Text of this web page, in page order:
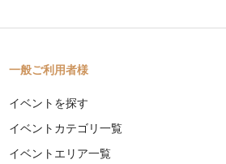
一般ご利用者様
イベントを探す
イベントカテゴリ一覧
イベントエリア一覧